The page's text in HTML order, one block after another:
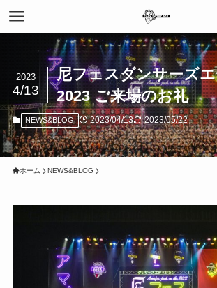
尼フェスダンサーズ
2023 ご来場のお礼
2023
4/13
NEWS&BLOG 2023/04/13 2023/05/22
ホーム NEWS&BLOG